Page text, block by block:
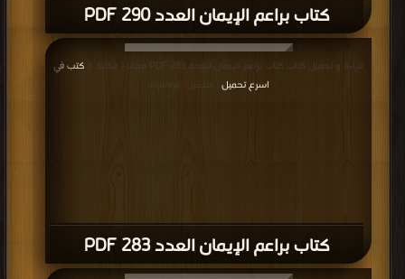
كتاب براعم الإيمان العدد 290 PDF
كتاب براعم الإيمان العدد 283 PDF
قراءة و تحميل كتاب كتاب براعم الإيمان العدد 283 PDF مجانا | مكتبة >
كتب في
اسرع تحميل
| التحميل : مرة/مرات